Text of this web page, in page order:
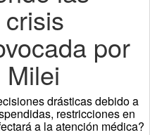
por
drásticas debido a
restricciones en
a la atención médica?